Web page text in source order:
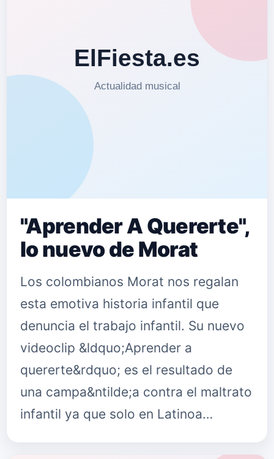
"Aprender A Quererte",
lo nuevo de Morat
Los colombianos Morat nos regalan
esta emotiva historia infantil que
denuncia el trabajo infantil. Su nuevo
videoclip &ldquo;Aprender a
quererte&rdquo; es el resultado de
una campa&ntilde;a contra el maltrato
infantil ya que solo en Latinoa…